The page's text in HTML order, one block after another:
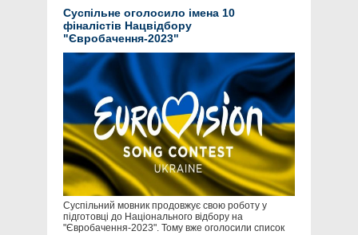
Суспільне оголосило імена 10
фіналістів Нацвідбору
"Євробачення-2023"
Суспільний мовник продовжує свою роботу у
підготовці до Національного відбору на
"Євробачення-2023". Тому вже оголосили список